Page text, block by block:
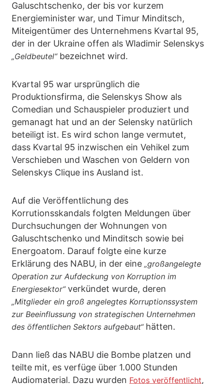
Galuschtschenko, der bis vor kurzem
Energieminister war, und Timur Minditsch,
Miteigentümer des Unternehmens Kvartal 95,
der in der Ukraine offen als Wladimir Selenskys
„Geldbeutel“bezeichnet wird.
Kvartal 95 war ursprünglich die
Produktionsfirma, die Selenskys Show als
Comedian und Schauspieler produziert und
gemanagt hat und an der Selensky natürlich
beteiligt ist. Es wird schon lange vermutet,
dass Kvartal 95 inzwischen ein Vehikel zum
Verschieben und Waschen von Geldern von
Selenskys Clique ins Ausland ist.
Auf die Veröffentlichung des
Korrutionsskandals folgten Meldungen über
Durchsuchungen der Wohnungen von
Galuschtschenko und Minditsch sowie bei
Energoatom. Darauf folgte eine kurze
Erklärung des NABU, in der eine „großangelegte
Operation zur Aufdeckung von Korruption im
Energiesektor“ verkündet wurde, deren
„Mitglieder ein groß angelegtes Korruptionssystem
zur Beeinflussung von strategischen Unternehmen
des öffentlichen Sektors aufgebaut“hätten.
Dann ließ das NABU die Bombe platzen und
teilte mit, es verfüge über 1.000 Stunden
Audiomaterial. Dazu wurden Fotos veröffentlicht,